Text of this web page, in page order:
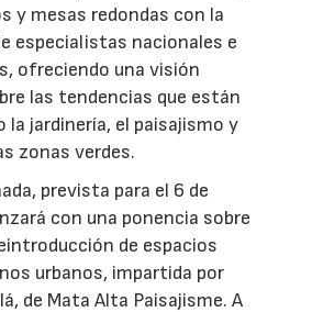
y mesas redondas con la
especialistas nacionales e
ofreciendo una visión
las tendencias que están
jardinería, el paisajismo y
zonas verdes.
prevista para el 6 de
con una ponencia sobre
de espacios
urbanos, impartida por
de Mata Alta Paisajisme. A